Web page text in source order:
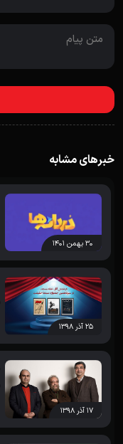
خبرهای مشابه
۳۰ بهمن ۱۴۰۱
۲۵ آذر ۱۳۹۸
۱۷ آذر ۱۳۹۸